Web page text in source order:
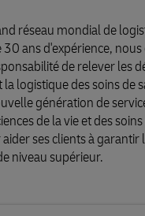
réseau mondial de
30 ans d'expérience,
de relever les
logistique des soins de
génération de
de la vie et des
ses clients à
niveau supérieur.